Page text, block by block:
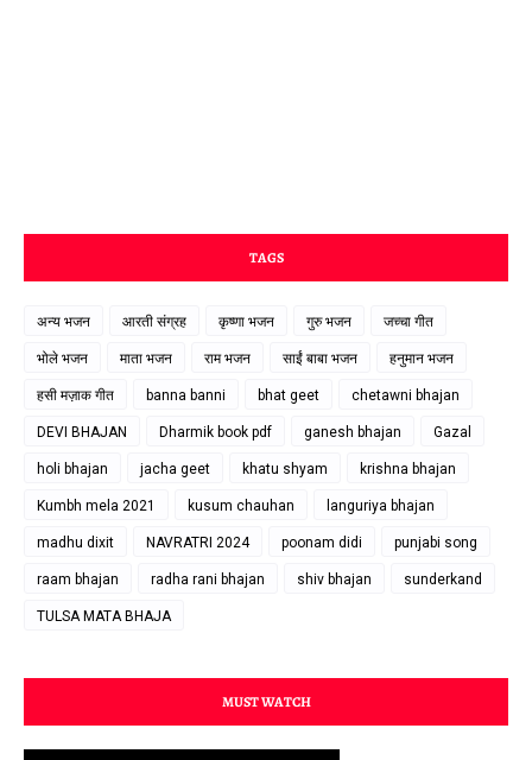
TAGS
अन्य भजन आरती संग्रह कृष्णा भजन गुरु भजन जच्चा गीत
भोले भजन माता भजन राम भजन साईं बाबा भजन हनुमान भजन
हसी मज़ाक गीत banna banni bhat geet chetawni bhajan
DEVI BHAJAN Dharmik book pdf ganesh bhajan Gazal
holi bhajan jacha geet khatu shyam krishna bhajan
Kumbh mela 2021 kusum chauhan languriya bhajan
madhu dixit NAVRATRI 2024 poonam didi punjabi song
raam bhajan radha rani bhajan shiv bhajan sunderkand
TULSA MATA BHAJA
MUST WATCH